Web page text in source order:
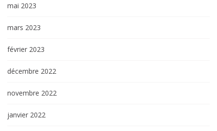
mai 2023
mars 2023
février 2023
décembre 2022
novembre 2022
janvier 2022